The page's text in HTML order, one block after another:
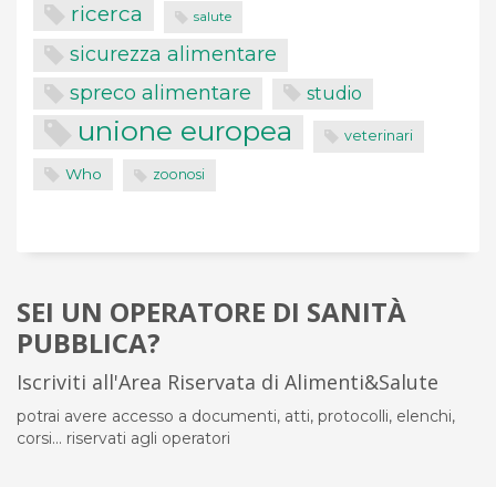
ricerca salute
sicurezza alimentare
spreco alimentare studio
unione europea veterinari
Who zoonosi
SEI UN OPERATORE DI SANITÀ
PUBBLICA?
Iscriviti all'Area Riservata di Alimenti&Salute
potrai avere accesso a documenti, atti, protocolli, elenchi,
corsi... riservati agli operatori